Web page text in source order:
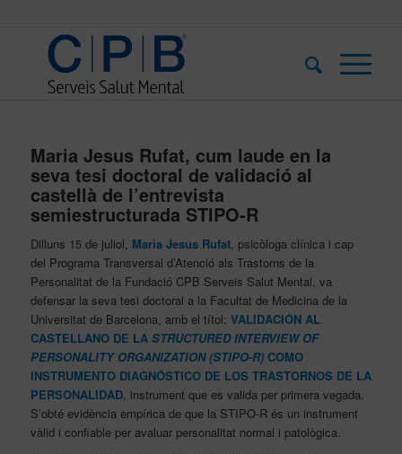
Maria Jesus Rufat, cum laude en la
seva tesi doctoral de validació al
castellà de l’entrevista
semiestructurada STIPO-R
Dilluns 15 de juliol, Maria Jesus Rufat, psicòloga clínica i cap
del Programa Transversal d’Atenció als Trastorns de la
Personalitat de la Fundació CPB Serveis Salut Mental, va
defensar la seva tesi doctoral a la Facultat de Medicina de la
Universitat de Barcelona, amb el títol: VALIDACIÓN AL
CASTELLANO DE LA STRUCTURED INTERVIEW OF
PERSONALITY ORGANIZATION (STIPO-R)COMO
INSTRUMENTO DIAGNÓSTICO DE LOS TRASTORNOS DE LA
PERSONALIDAD, instrument que es valida per primera vegada.
S’obté evidència empírica de que la STIPO-R és un instrument
vàlid i confiable per avaluar personalitat normal i patològica.